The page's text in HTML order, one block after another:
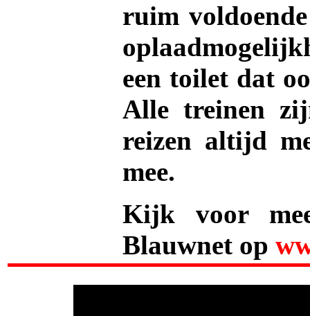
ruim
een toilet dat
Alle treinen
reizen altijd
mee.
Kijk voor
Blauwnet op